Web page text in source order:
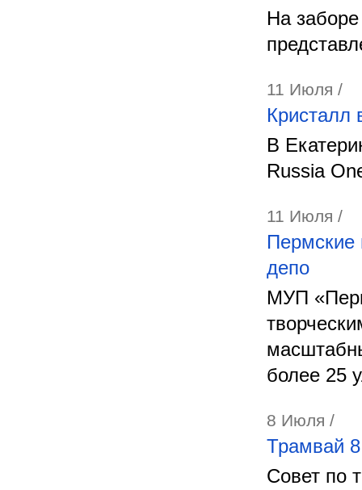
На
11 Июля /
Кристалл
В
Russia
11 Июля /
Пермские
депо
МУП
более 25
8 Июля /
Трамвай
Совет по